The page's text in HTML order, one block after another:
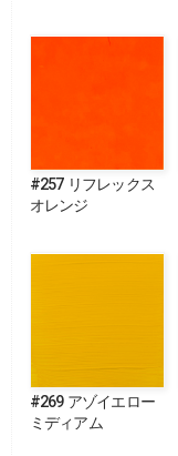
#257 リフレックス
オレンジ
#269 アゾイエロー
ミディアム